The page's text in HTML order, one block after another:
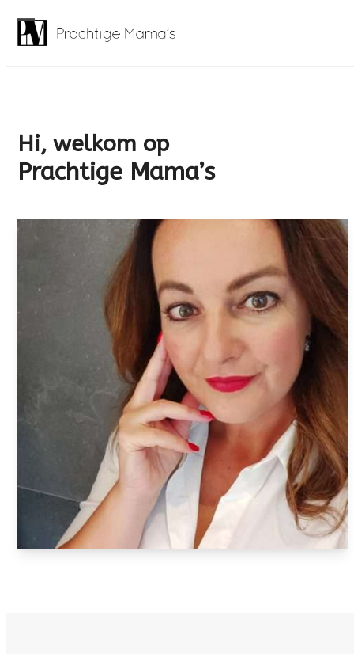
contentOpen
Close
Hi, welkom op
Prachtige Mama’s